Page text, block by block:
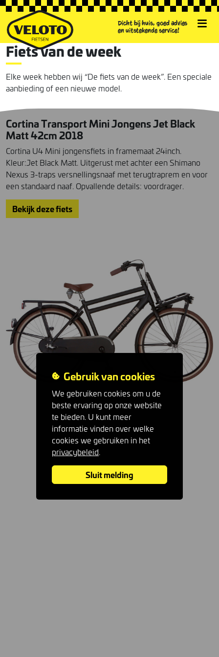
Dicht bij huis, goed advies
en uitstekende service!
Fiets van de week
Elke week hebben wij “De fiets van de week”. Een speciale
aanbieding of een nieuwe model.
Cortina Transport Mini Jongens Jet Black
Matt 42cm 2018
Cortina U4 Mini jongensfiets in framemaat 24inch.
Kleur:Jet Black Matt. Uitgerust met achter een Shimano
Nexus 3-traps versnellingsnaaf met terugtraprem en voor
een standaard naaf. Opvallende details: voordrager.
Bekijk deze fiets
Gebruik van cookies
We gebruiken cookies om u de
beste ervaring op onze website
te bieden. U kunt meer
informatie vinden over welke
cookies we gebruiken in het
privacybeleid.
Sluit melding